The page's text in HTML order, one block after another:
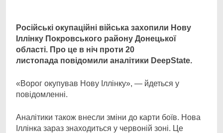
Російські окупаційні війська захопили Нову
Іллінку Покровського району Донецької
області. Про це в ніч проти 20
листопада повідомили аналітики DeepState.
«Ворог окупував Нову Іллінку», — йдеться у
повідомленні.
Аналітики також внесли зміни до карти боїв. Нова
Іллінка зараз знаходиться у червоній зоні. Це